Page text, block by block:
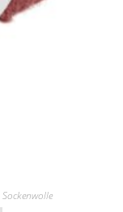
Sockenwolle